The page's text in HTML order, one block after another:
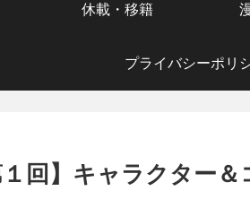
休載・移籍
プライバシーポリ
１回】キャラクター